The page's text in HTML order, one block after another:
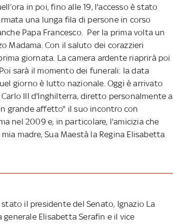
in poi, fino alle 19, l'accesso è stato
una lunga fila di persone in corso
Papa Francesco. Per la prima volta un
Madama. Con il saluto dei corazzieri
giornata. La camera ardente riaprirà poi
sarà il momento dei funerali: la data
giorno è lutto nazionale. Oggi è arrivato
III d'Inghilterra, diretto personalmente a
grande affetto" il suo incontro con
nel 2009 e, in particolare, l'amicizia che
madre, Sua Maestà la Regina Elisabetta
il presidente del Senato, Ignazio La
generale Elisabetta Serafin e il vice